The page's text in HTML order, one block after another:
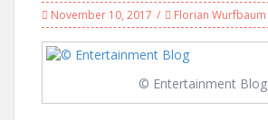
November 10, 2017 Florian Wurfbaum
© Entertainment Blog